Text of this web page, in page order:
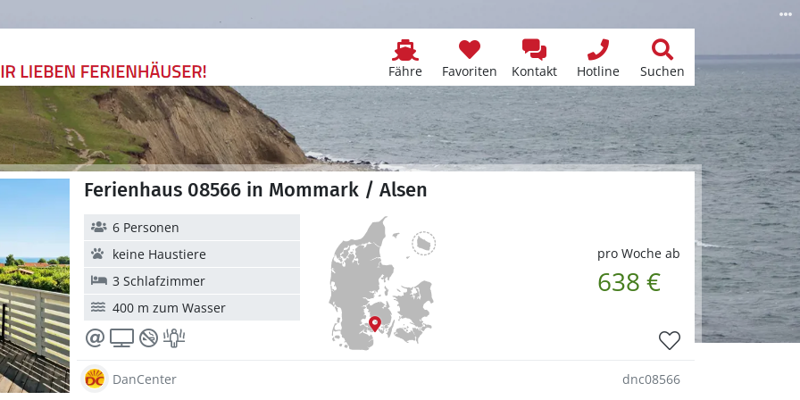
Fähre Favoriten Kontakt Hotline Suchen
Ferienhaus 08566 in Mommark / Alsen
pro Woche ab
638 €
6 Personen
keine Haustiere
3 Schlafzimmer
400 m zum Wasser
DanCenter dnc08566